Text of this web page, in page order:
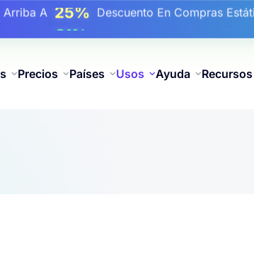
Arriba A 17%De Descuento Adicional En
Arriba A25%Descuento En Compras
81%
Precios Países Usos Ayuda Recursos